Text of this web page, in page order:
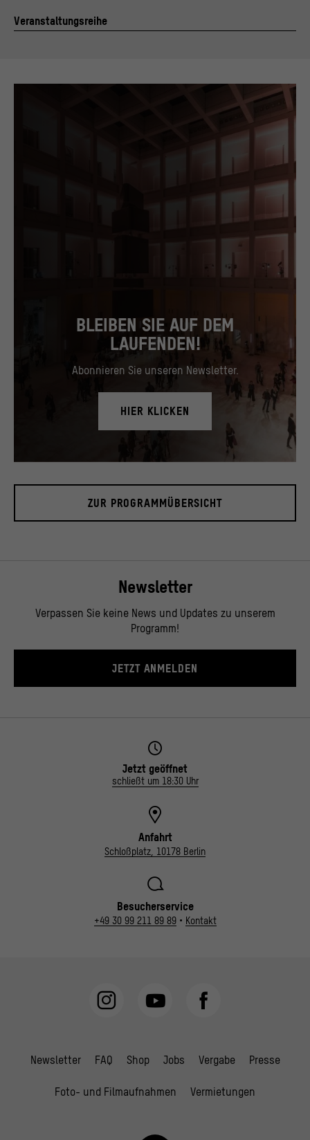
Veranstaltungsreihe
BLEIBEN SIE AUF DEM
LAUFENDEN!
Abonnieren Sie unseren Newsletter.
HIER KLICKEN
ZUR PROGRAMMÜBERSICHT
Newsletter
Verpassen Sie keine News und Updates zu unserem
Programm!
JETZT ANMELDEN
Jetzt geöffnet
schließt um 18:30 Uhr
Anfahrt
Schloßplatz, 10178 Berlin
Besucherservice
+49 30 99 211 89 89• Kontakt
Newsletter FAQ Shop Jobs Vergabe Presse
Foto- und Filmaufnahmen Vermietungen